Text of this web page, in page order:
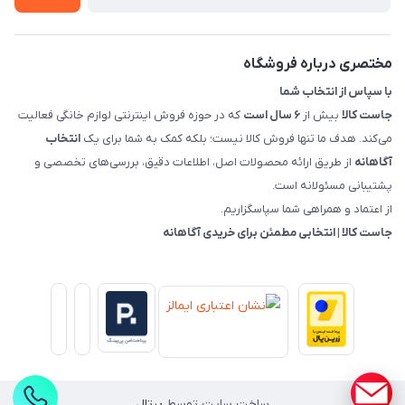
مختصری درباره فروشگاه
با سپاس از انتخاب شما
جاست کالا بیش از ۶ سال است
که در حوزه فروش اینترنتی لوازم خانگی فعالیت
می‌کند. هدف ما تنها فروش کالا نیست؛ بلکه کمک به شما برای یک انتخاب
آگاهانه از طریق ارائه محصولات اصل، اطلاعات دقیق، بررسی‌های تخصصی و
پشتیبانی مسئولانه است.
از اعتماد و همراهی شما سپاسگزاریم.
جاست کالا | انتخابی مطمئن برای خریدی آگاهانه